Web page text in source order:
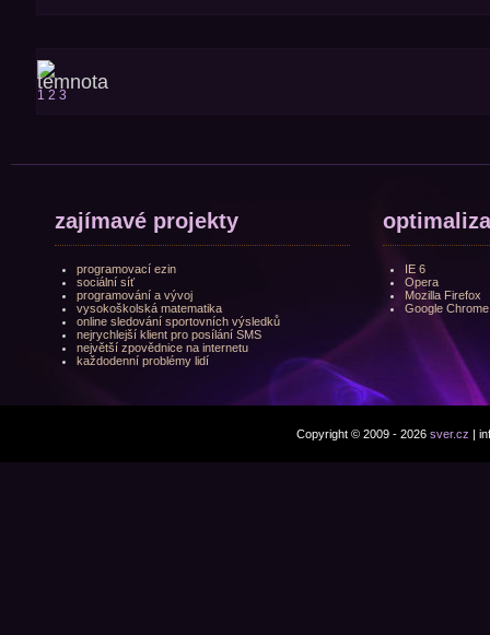
1 2 3
zajímavé projekty
programovací ezin
sociální síť
programování a vývoj
vysokoškolská matematika
online sledování sportovních výsledků
nejrychlejší klient pro posílání SMS
největší zpovědnice na internetu
každodenní problémy lidí
IE 6
Opera
Mozilla Firefox
Google Chrome
Copyright © 2009 - 2026 sver.cz |